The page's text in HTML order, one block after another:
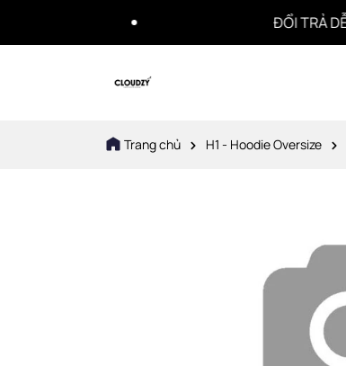
ĐỔI TRẢ DỄ
Trang chủ H1 - Hoodie Oversize